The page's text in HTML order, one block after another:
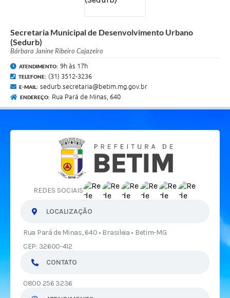
Secretaria Municipal de Desenvolvimento Urbano
(Sedurb)
Bárbara Janine Ribeiro Cajazeiro
ATENDIMENTO: 9h às 17h
TELEFONE: (31) 3512-3236
E-MAIL: sedurb.secretaria@betim.mg.gov.br
ENDEREÇO: Rua Pará de Minas, 640
REDES SOCIAIS
LOCALIZAÇÃO
Rua Pará de Minas, 640 • Brasileia • Betim-MG
CEP: 32600-412
CONTATO
0800 256 3236